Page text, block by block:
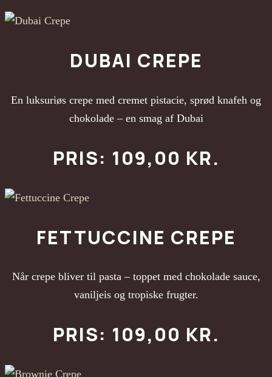
DUBAI CREPE
En luksuriøs crepe med cremet pistacie, sprød knafeh og
chokolade – en smag af Dubai
PRIS: 109,00 KR.
FETTUCCINE CREPE
Når crepe bliver til pasta – toppet med chokolade sauce,
vaniljeis og tropiske frugter.
PRIS: 109,00 KR.